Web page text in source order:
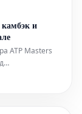
линии
в
и
ATP Masters
первый сет